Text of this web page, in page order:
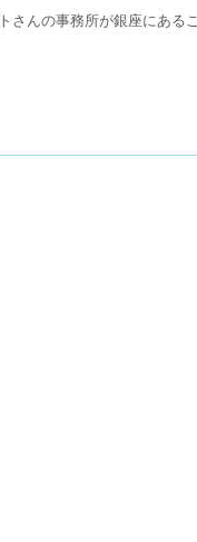
さんの事務所が銀座にある